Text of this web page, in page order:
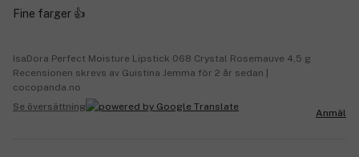
Fine farger 👍
IsaDora Perfect Moisture Lipstick 068 Crystal Rosemauve 4,5 g
Recensionen skrevs av Guistina Jemma för 2 år sedan |
cocopanda.no
Se översättning
Anmäl